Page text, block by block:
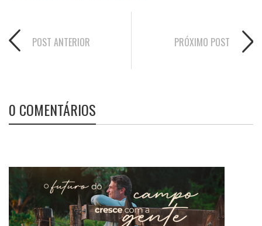
POST ANTERIOR PRÓXIMO POST
0 COMENTÁRIOS